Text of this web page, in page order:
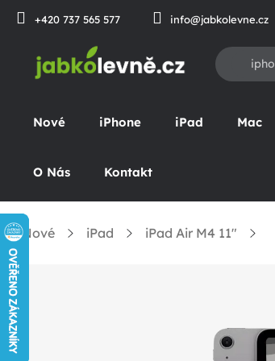
Přejít
+420 737 565 577 info@jabkolevne.cz
Nové iPhone iPad Mac
O Nás Kontakt
Nové iPad iPad Air M4 11"